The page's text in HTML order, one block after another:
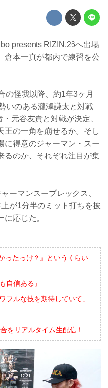
presents RIZIN.26へ出場
倉本一真が都内で練習を公
の怪我以降、約1年3ヶ月
いのある瀧澤謙太と対戦
元谷友貴と対戦が決定、
王の一角を崩せるか。そし
に得意のジャーマン・スー
るのか、それぞれ注目が集
ーマンスープレックス、
が1分半のミット打ちを披
応じた。
ったっけ？』というくらい
自信ある」
フルな技を期待していて」
をリアルタイム生配信！